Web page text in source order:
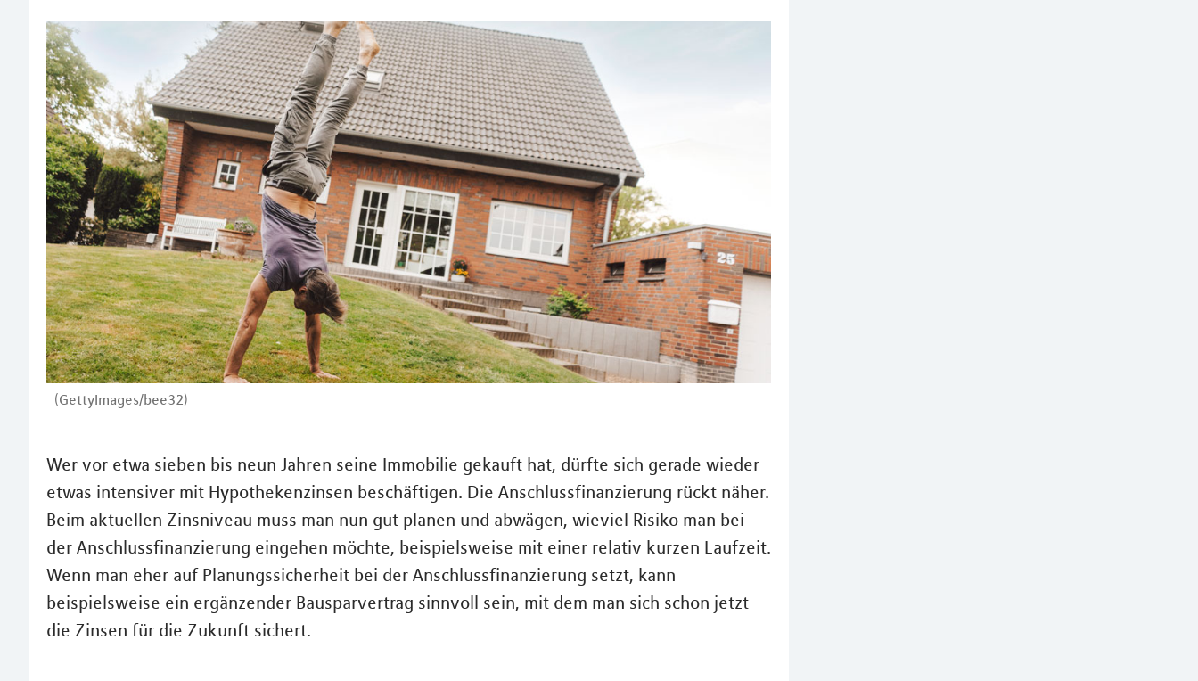
(GettyImages/bee32)
Wer vor etwa sieben bis neun Jahren seine Immobilie gekauft hat, dürfte sich gerade wieder
etwas intensiver mit Hypothekenzinsen beschäftigen. Die Anschlussﬁnanzierung rückt näher.
Beim aktuellen Zinsniveau muss man nun gut planen und abwägen, wieviel Risiko man bei
der Anschlussfinanzierung eingehen möchte, beispielsweise mit einer relativ kurzen Laufzeit.
Wenn man eher auf Planungssicherheit bei der Anschlussfinanzierung setzt, kann
beispielsweise ein ergänzender Bausparvertrag sinnvoll sein, mit dem man sich schon jetzt
die Zinsen für die Zukunft sichert.